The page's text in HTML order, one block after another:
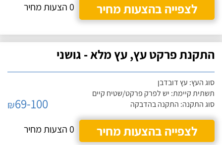
לצפייה בהצעות מחיר
0 הצעות מחיר
התקנת פרקט עץ, עץ מלא - גושני
סוג העץ: עץ דובדבן
תשתית קיימת: יש לפרק פרקט/שטיח קיים
סוג התקנה: התקנה בהדבקה
₪69-100
לצפייה בהצעות מחיר
0 הצעות מחיר